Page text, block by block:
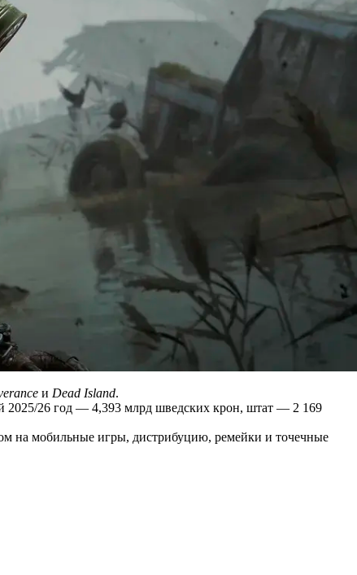
и Dead Island.
2025/26 год — 4,393 млрд шведских крон, штат — 2 169
на мобильные игры, дистрибуцию, ремейки и точечные